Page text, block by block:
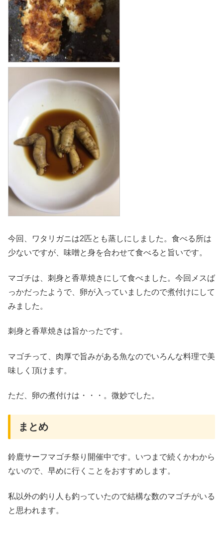
今回、ワタリガニは2匹とも蒸しにしました。食べる所は
少ないですが、味噌と身を合わせて食べると旨いです。
マゴチは、刺身と香草焼きにして食べました。今回メスば
っかだったようで、卵が入っていましたので煮付けにして
みました。
刺身と香草焼きは旨かったです。
マゴチって、肉厚で旨みがある魚なのでいろんな料理で美
味しく頂けます。
ただ、卵の煮付けは・・・。微妙でした。
まとめ
鈴鹿サーフマゴチ祭り開催中です。いつまで続くかわから
ないので、早めに行くことをおすすめします。
私以外の釣り人も釣っていたので結構な数のマゴチがいる
と思われます。